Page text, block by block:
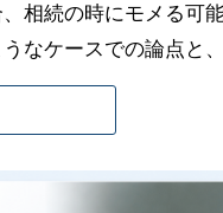
相続の時にモメる可
なケースでの論点と